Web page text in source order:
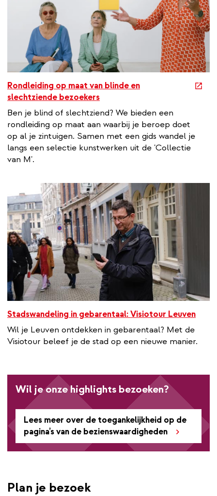
Rondleiding op maat van blinde en
slechtziende bezoekers
e
x
t
n
n
k
Ben je blind of slechtziend? We bieden een
rondleiding op maat aan waarbij je beroep doet
op al je zintuigen. Samen met een gids wandel je
langs een selectie kunstwerken uit de 'Collectie
van M'.
Stadswandeling in gebarentaal: Visiotour Leuven
Wil je Leuven ontdekken in gebarentaal? Met de
Visiotour beleef je de stad op een nieuwe manier.
Lees meer over de toegankelijkheid op de
pagina’s van de bezienswaardigheden
Wil je onze highlights bezoeken?
Plan je bezoek